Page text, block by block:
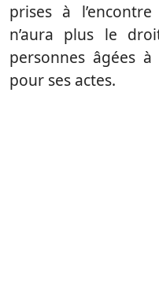
prises à
n’aura plus le
personnes âgées
pour ses actes.